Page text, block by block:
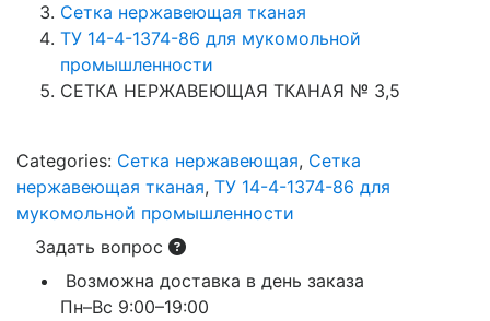
Сетка нержавеющая тканая
ТУ 14-4-1374-86 для мукомольной
промышленности
СЕТКА НЕРЖАВЕЮЩАЯ ТКАНАЯ № 3,5
Categories: Сетка нержавеющая, Сетка
нержавеющая тканая, ТУ 14-4-1374-86 для
мукомольной промышленности
Задать вопрос
Возможна доставка в день заказа
Пн–Вс 9:00–19:00